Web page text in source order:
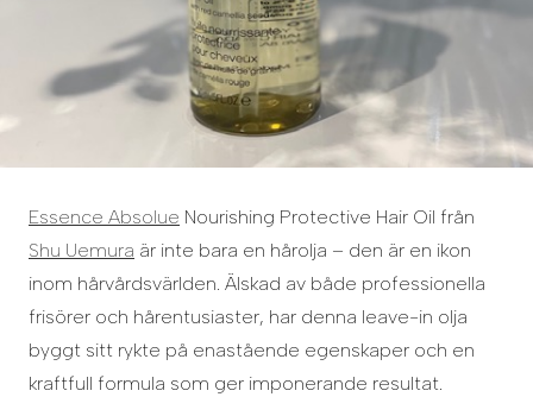
Essence Absolue Nourishing Protective Hair Oil från
Shu Uemura är inte bara en hårolja – den är en ikon
inom hårvårdsvärlden. Älskad av både professionella
frisörer och hårentusiaster, har denna leave-in olja
byggt sitt rykte på enastående egenskaper och en
kraftfull formula som ger imponerande resultat.